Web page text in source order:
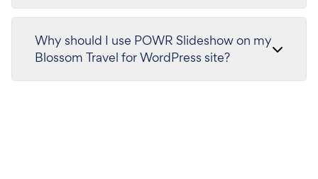
Why should I use POWR Slideshow on my
Blossom Travel for WordPress site?